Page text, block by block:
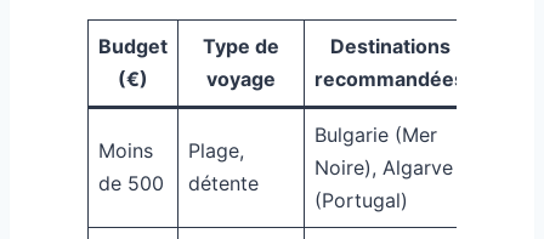
Budget
(€)
Type de
voyage
Destinations
recommandées
Moins
de 500
Plage,
détente
Bulgarie (Mer
Noire), Algarve
(Portugal)